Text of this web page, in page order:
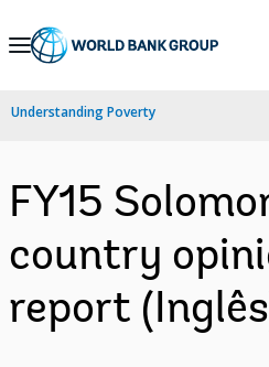
Skip
Navigation
Understanding Poverty
FY15
country
report